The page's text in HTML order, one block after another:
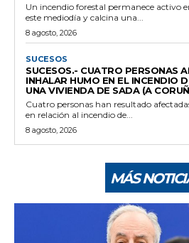
Un incendio forestal permanece activo
este mediodía y calcina una...
8 agosto, 2026
SUCESOS
SUCESOS.- CUATRO PERSONAS
INHALAR HUMO EN EL INCENDIO
UNA VIVIENDA DE SADA (A
Cuatro personas han resultado
en relación al incendio de...
8 agosto, 2026
MÁS